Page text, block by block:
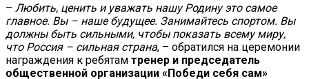
– Любить, ценить и уважать нашу Родину это самое
главное. Вы – наше будущее. Занимайтесь спортом. Вы
должны быть сильными, чтобы показать всему миру,
что Россия – сильная страна, – обратился на церемонии
награждения к ребятам тренер и председатель
общественной организации «Победи себя сам»